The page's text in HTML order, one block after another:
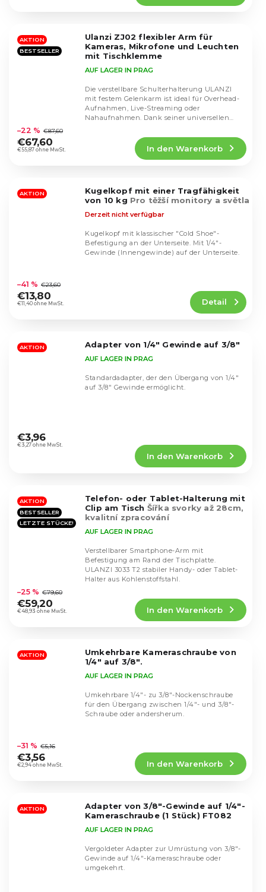
Sternen.
AKTION
BESTSELLER
Ulanzi ZJ02 flexibler Arm für
Kameras, Mikrofone und Leuchten
mit Tischklemme
durchschnittliche
Produktbewertung
ist
Sternen.
AUF LAGER IN PRAG
€55,87 ohne MwSt.
–22 % €87,60
€67,60
In den Warenkorb
Die verstellbare Schulterhalterung ULANZI
mit festem Gelenkarm ist ideal für Overhead-
Aufnahmen, Live-Streaming oder
Nahaufnahmen. Dank seiner universellen
AKTION
Kugelkopf mit einer Tragfähigkeit
von 10 kg Pro těžší monitory a světla
durchschnittliche
Produktbewertung
ist
Sternen.
Derzeit nicht verfügbar
€11,40 ohne MwSt.
–41 % €23,60
€13,80 Detail
Kugelkopf mit klassischer "Cold Shoe"-
Befestigung an der Unterseite. Mit 1/4"-
Gewinde (Innengewinde) auf der Unterseite.
AKTION Adapter von 1/4" Gewinde auf 3/8"
durchschnittliche
Produktbewertung
Sternen.
AUF LAGER IN PRAG
€3,27 ohne MwSt.
€3,96
In den Warenkorb
Standardadapter, der den Übergang von 1/4"
auf 3/8" Gewinde ermöglicht.
AKTION
BESTSELLER
LETZTE STÜCKE!
Telefon- oder Tablet-Halterung mit
Clip am Tisch Šířka svorky až 28cm,
kvalitní zpracování
durchschnittliche
Produktbewertung
ist
Sternen.
AUF LAGER IN PRAG
€48,93 ohne MwSt.
–25 % €79,60
€59,20
In den Warenkorb
Verstellbarer Smartphone-Arm mit
Befestigung am Rand der Tischplatte.
ULANZI 3033 T2 stabiler Handy- oder Tablet-
Halter aus Kohlenstoffstahl.
AKTION
Umkehrbare Kameraschraube von
1/4" auf 3/8".
durchschnittliche
Produktbewertung
ist
Sternen.
AUF LAGER IN PRAG
€2,94 ohne MwSt.
–31 % €5,16
€3,56
In den Warenkorb
Umkehrbare 1/4"- zu 3/8"-Nockenschraube
für den Übergang zwischen 1/4"- und 3/8"-
Schraube oder andersherum.
AKTION
Adapter von 3/8"-Gewinde auf 1/4"-
Kameraschraube (1 Stück) FT082
AUF LAGER IN PRAG
Vergoldeter Adapter zur Umrüstung von 3/8"-
Gewinde auf 1/4"-Kameraschraube oder
umgekehrt.